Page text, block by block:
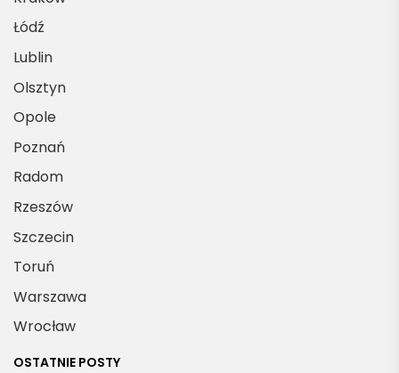
Łódź
Lublin
Olsztyn
Opole
Poznań
Radom
Rzeszów
Szczecin
Toruń
Warszawa
Wrocław
OSTATNIE POSTY